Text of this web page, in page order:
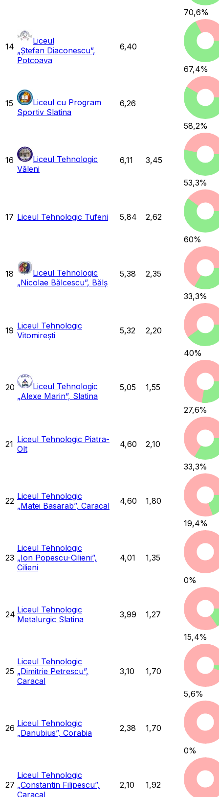
70,6%
14
Liceul
„Ștefan Diaconescu”,
Potcoava
6,40
67,4%
15
Liceul cu Program
Sportiv Slatina
6,26
58,2%
16
Liceul Tehnologic
Văleni
6,11 3,45
53,3%
17 Liceul Tehnologic Tufeni 5,84 2,62
60%
18
Liceul Tehnologic
„Nicolae Bălcescu”, Bălș
5,38 2,35
33,3%
19 Liceul Tehnologic
Vitomirești
5,32 2,20
40%
20
Liceul Tehnologic
„Alexe Marin”, Slatina
5,05 1,55
27,6%
21 Liceul Tehnologic Piatra-
Olt
4,60 2,10
33,3%
22 Liceul Tehnologic
„Matei Basarab”, Caracal
4,60 1,80
19,4%
23
Liceul Tehnologic
„Ion Popescu-Cilieni”,
Cilieni
4,01 1,35
0%
24 Liceul Tehnologic
Metalurgic Slatina
3,99 1,27
15,4%
25
Liceul Tehnologic
„Dimitrie Petrescu”,
Caracal
3,10 1,70
5,6%
26 Liceul Tehnologic
„Danubius”, Corabia
2,38 1,70
0%
27
Liceul Tehnologic
„Constantin Filipescu”,
Caracal
2,10 1,92